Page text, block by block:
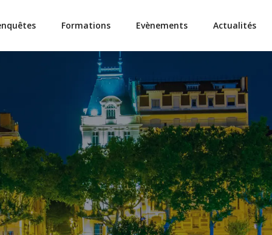
Formations Evènements Actualités